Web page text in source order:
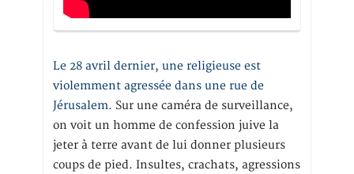
Le 28 avril dernier, une religieuse est
violemment agressée dans une rue de
Jérusalem. Sur une caméra de surveillance,
on voit un homme de confession juive la
jeter à terre avant de lui donner plusieurs
coups de pied. Insultes, crachats, agressions